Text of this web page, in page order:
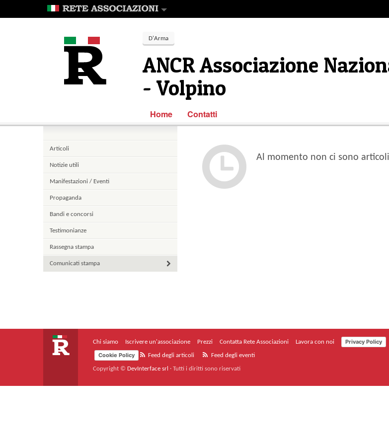
D'Arma
ANCR Associazione
- Volpino
Home Contatti
Articoli
Notizie utili
Manifestazioni / Eventi
Propaganda
Bandi e concorsi
Testimonianze
Rassegna stampa
Comunicati stampa
Al momento non ci sono
Chi siamo Iscrivere un'associazione Prezzi Contatta Rete Associazioni Lavora con noi
Privacy Policy
Cookie Policy
Feed degli articoli Feed degli eventi
Copyright © DevInterface srl · Tutti i diritti sono riservati